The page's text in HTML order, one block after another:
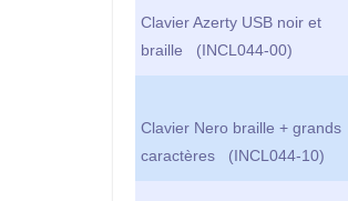
Clavier Azerty USB noir et
braille (INCL044-00)
Clavier Nero braille + grands
caractères (INCL044-10)